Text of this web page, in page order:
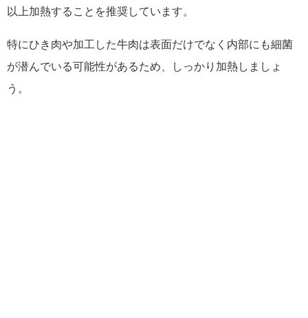
以上加熱することを推奨しています。
特にひき肉や加工した牛肉は表面だけでなく内部にも細菌
が潜んでいる可能性があるため、しっかり加熱しましょ
う。